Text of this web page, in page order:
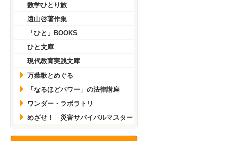
数学ひとり旅
遠山啓著作集
「ひと」BOOKS
ひと文庫
現代教育実践文庫
万葉歌とめぐる
「なるほどパワー」の法律講座
ワンダー・ラボラトリ
めざせ！ 災害サバイバルマスター